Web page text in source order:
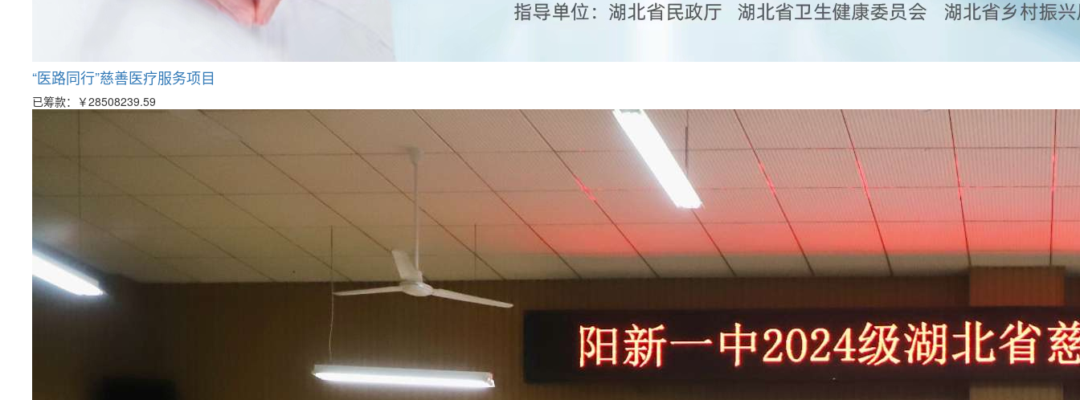
“医路同行”慈善医疗服务项目
已筹款： ￥28508239.59